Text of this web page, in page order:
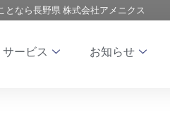
となら長野県 株式会社アメニクス
サービス お知らせ